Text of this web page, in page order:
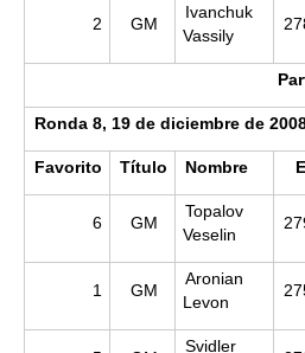
2 GM
Ivanchuk
Vassily
Ronda 8, 19 de diciembre de
Favorito Título Nombre
6 GM
Topalov
Veselin
1 GM
Aronian
Levon
Svidler